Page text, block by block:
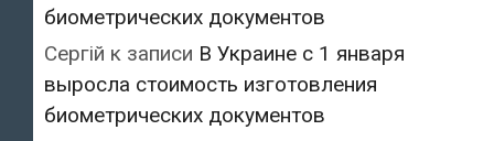
биометрических документов
Сергій к записи В Украине с 1 января
выросла стоимость изготовления
биометрических документов